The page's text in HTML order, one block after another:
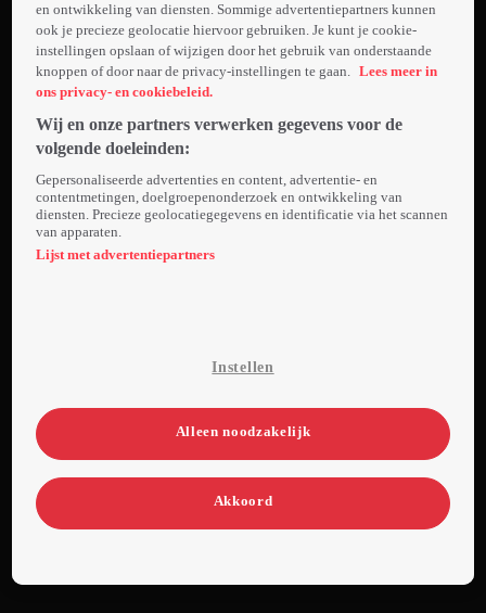
vijftien bekende
Nederlanders. In
oranje
gevangenispakken
moeten ze vijf
dagen uit handen
blijven van Team
Stuk, zonder
telefoon of geld.
Vanuit hun
informatie
doorspeelt. Een
zenuwslopend
kat-en-muisspel
volgt.
Meer
info
en ontwikkeling van diensten. Sommige advertentiepartners kunnen
ook je precieze geolocatie hiervoor gebruiken. Je kunt je cookie-
instellingen opslaan of wijzigen door het gebruik van onderstaande
knoppen of door naar de privacy-instellingen te gaan. Lees meer in
ons privacy- en cookiebeleid.
Wij en onze partners verwerken gegevens voor de
volgende doeleinden:
Gepersonaliseerde advertenties en content, advertentie- en
contentmetingen, doelgroepenonderzoek en ontwikkeling van
diensten. Precieze geolocatiegegevens en identificatie via het scannen
van apparaten.
Lijst met advertentiepartners
Instellen
Alleen noodzakelijk
Akkoord